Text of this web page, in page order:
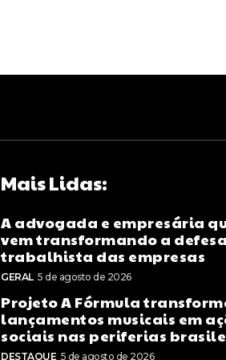
Mais Lidas:
A advogada e empresária
vem transformando a defesa
trabalhista das empresas
GERAL 5 de agosto de 2026
Projeto A Fórmula
lançamentos musicais em
sociais nas periferias
DESTAQUE 5 de agosto de 2026